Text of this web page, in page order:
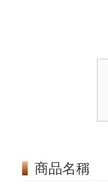
商品名稱